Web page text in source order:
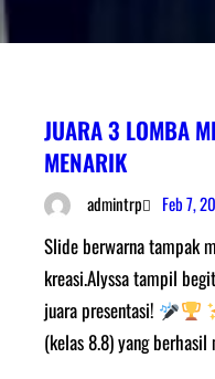
JUARA 3 LOMBA
MENARIK
admintrp Feb 7,
Slide berwarna tampak
kreasi.Alyssa tampil
juara presentasi!
(kelas 8.8) yang